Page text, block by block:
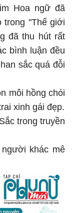
Hoa ngữ đã
trong "Thế giới
đã thu hút rất
bình luận đều
sắc quá đỗi
môi hồng chói
xinh gái đẹp.
trong truyền
khác mê